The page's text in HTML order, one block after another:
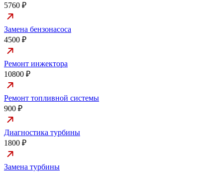
5760 ₽
Замена бензонасоса
4500 ₽
Ремонт инжектора
10800 ₽
Ремонт топливной системы
900 ₽
Диагностика турбины
1800 ₽
Замена турбины